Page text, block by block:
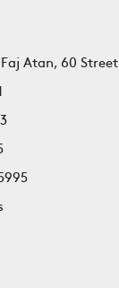
Atan, 60 Street